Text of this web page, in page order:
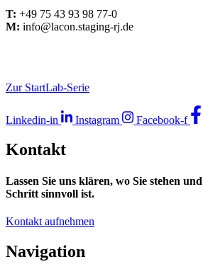
T: +49 75 43 93 98 77-0
M: info@lacon.staging-rj.de
Zur StartLab-Serie
Linkedin-in Instagram Facebook-f
Kontakt
Lassen Sie uns klären, wo Sie stehen
Schritt sinnvoll ist.
Kontakt aufnehmen
Navigation